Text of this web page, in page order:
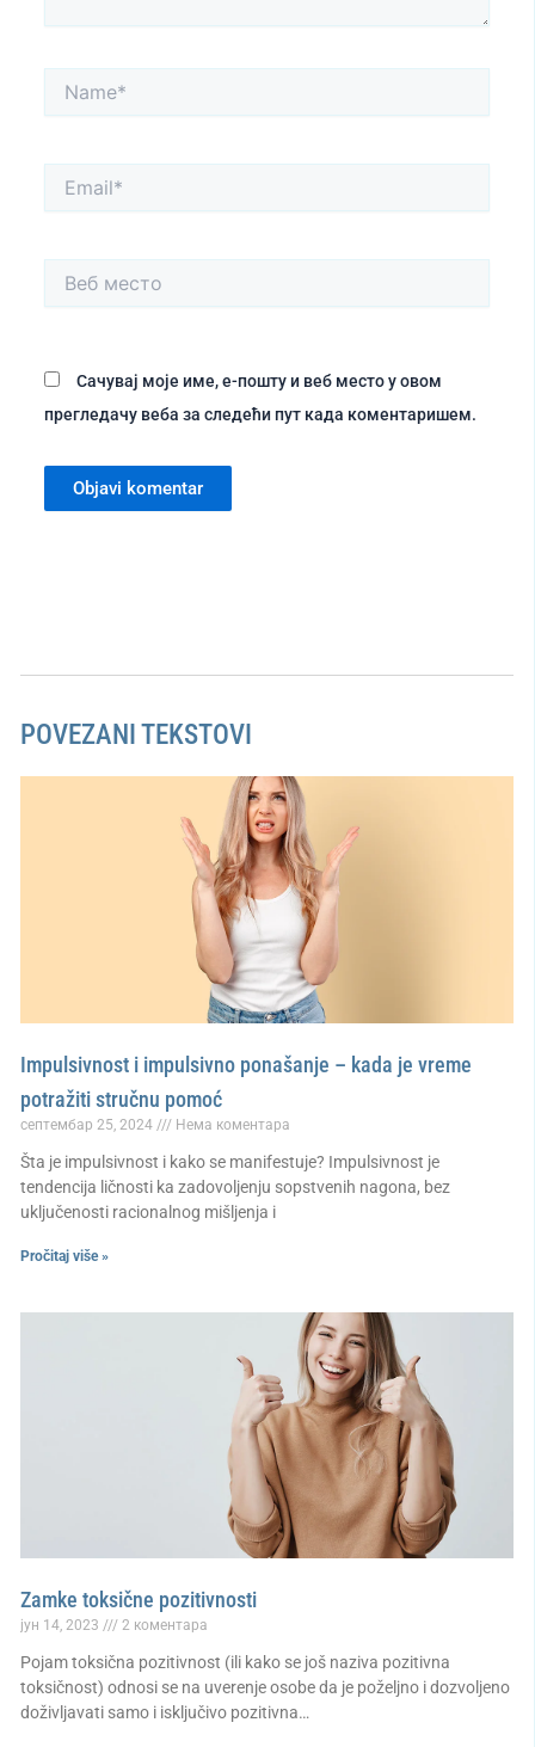
Name*
Email*
Веб
место
Сачувај моје име, е-пошту и веб место у овом
прегледачу веба за следећи пут када коментаришем.
POVEZANI TEKSTOVI
Impulsivnost i impulsivno ponašanje – kada je vreme
potražiti stručnu pomoć
септембар 25, 2024 Нема коментара
Šta je impulsivnost i kako se manifestuje? Impulsivnost je
tendencija ličnosti ka zadovoljenju sopstvenih nagona, bez
uključenosti racionalnog mišljenja i
Pročitaj više »
Zamke toksične pozitivnosti
јун 14, 2023 2 коментара
Pojam toksična pozitivnost (ili kako se još naziva pozitivna
toksičnost) odnosi se na uverenje osobe da je poželjno i dozvoljeno
doživljavati samo i isključivo pozitivna…